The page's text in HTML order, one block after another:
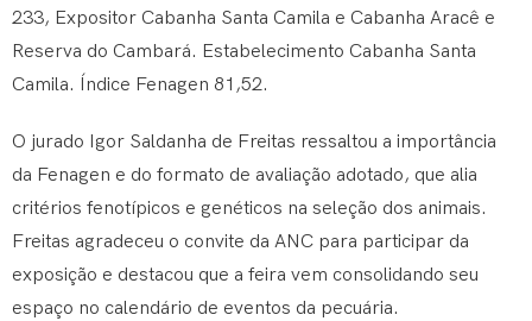
233, Expositor Cabanha Santa Camila e Cabanha Aracê e
Reserva do Cambará. Estabelecimento Cabanha Santa
Camila. Índice Fenagen 81,52.
O jurado Igor Saldanha de Freitas ressaltou a importância
da Fenagen e do formato de avaliação adotado, que alia
critérios fenotípicos e genéticos na seleção dos animais.
Freitas agradeceu o convite da ANC para participar da
exposição e destacou que a feira vem consolidando seu
espaço no calendário de eventos da pecuária.